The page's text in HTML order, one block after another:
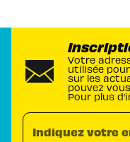
Votre
utilisée
sur les
pouvez
Pour plus
Indiquez votre